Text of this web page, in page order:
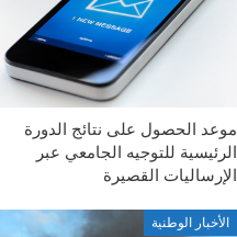
موعد الحصول على نتائج الدورة
الرئيسية للتوجيه الجامعي عبر
الإرساليات القصيرة
الأخبار الوطنية